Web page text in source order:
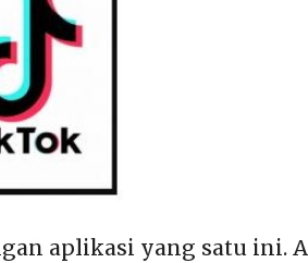
aplikasi yang satu ini.